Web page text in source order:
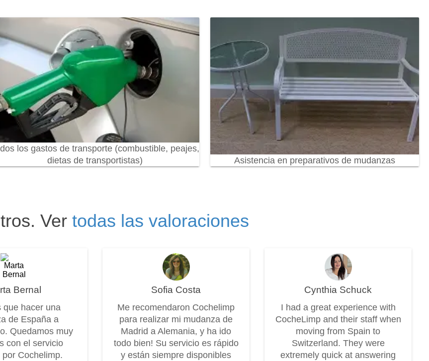
los gastos de transporte (combustible, peajes,
dietas de transportistas)
Asistencia en preparativos de mudanzas
Ver todas las valoraciones
Bernal
que hacer una
de España a
Quedamos muy
con el servicio
por Cochelimp.
Sofia Costa
Me recomendaron Cochelimp
para realizar mi mudanza de
Madrid a Alemania, y ha ido
todo bien! Su servicio es rápido
y están siempre disponibles
Cynthia Schuck
I had a great experience with
CocheLimp and their staff when
moving from Spain to
Switzerland. They were
extremely quick at answering